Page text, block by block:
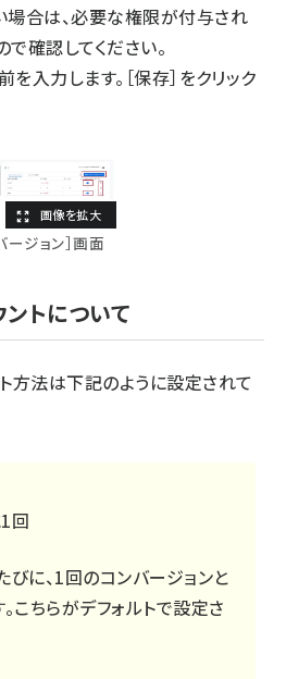
場合は、必要な権限が付与され
確認してください。
を入力します。［保存］をクリック
ージョン］画面
トについて
方法は下記のように設定されて
回
びに、1回のコンバージョンと
こちらがデフォルトで設定さ